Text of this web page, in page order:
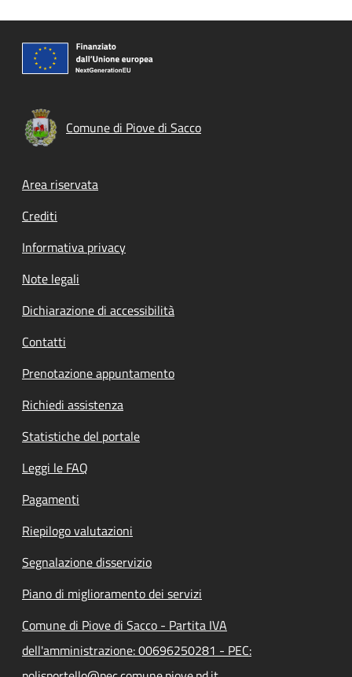
Comune di Piove di Sacco
Footer menu
Area riservata
Crediti
Informativa privacy
Note legali
Dichiarazione di accessibilità
Contatti
Prenotazione appuntamento
Richiedi assistenza
Statistiche del portale
Leggi le FAQ
Pagamenti
Riepilogo valutazioni
Segnalazione disservizio
Piano di miglioramento dei servizi
Comune di Piove di Sacco - Partita IVA
dell'amministrazione: 00696250281 - PEC: